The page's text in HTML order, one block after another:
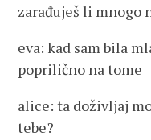
zarađuješ li mnogo
eva: kad sam bila
poprilično na tome
alice: ta doživljaj
tebe?